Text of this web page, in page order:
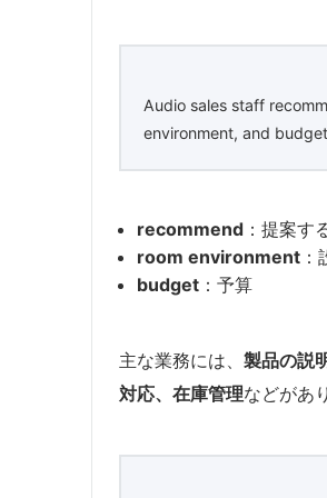
Audio sales staff
environment, and
recommend ：提案す
room environment
budget ：予算
主な業務には、 製品の説
対応、在庫管理などがあ